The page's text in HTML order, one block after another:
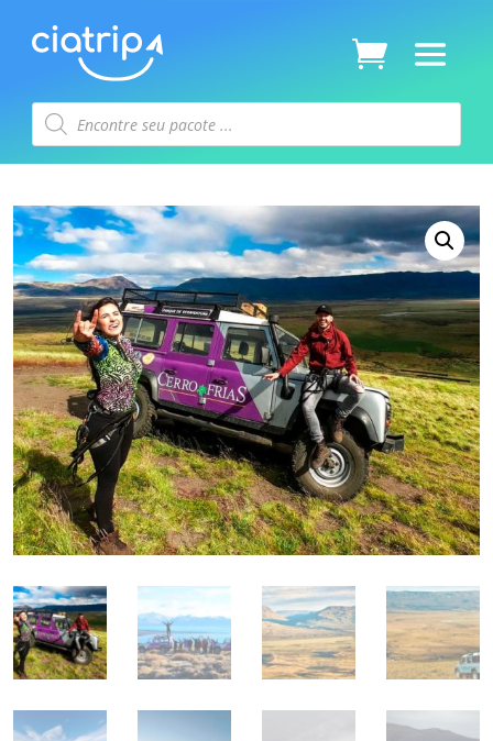
Pesquisar
produtos